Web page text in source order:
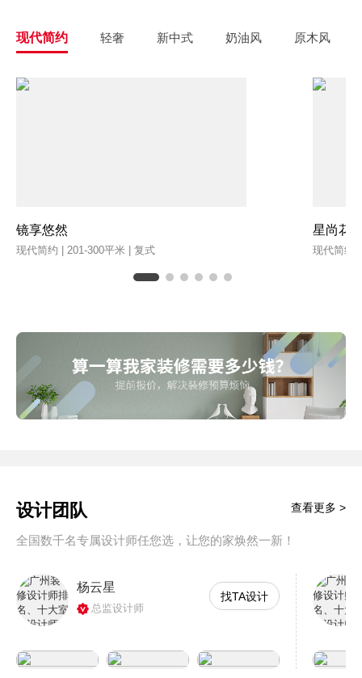
现代简约 轻奢 新中式 奶油风 原木风
镜享悠然
现代简约 | 201-300平米 | 复式
星尚花
现代简约
设计团队
全国数千名专属设计师任您选，让您的家焕然一新！
查看更多 >
杨云星
总监设计师
找TA设计